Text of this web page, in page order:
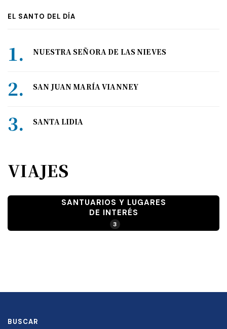
EL SANTO DEL DÍA
NUESTRA SEÑORA DE LAS NIEVES
SAN JUAN MARÍA VIANNEY
SANTA LIDIA
VIAJES
SANTUARIOS Y LUGARES
DE INTERÉS
3
BUSCAR